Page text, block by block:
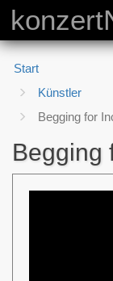
Start
Künstler
Begging for
Begging